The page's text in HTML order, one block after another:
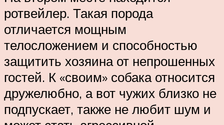
ротвейлер. Такая порода
отличается мощным
телосложением и способностью
защитить хозяина от непрошенных
гостей. К «своим» собака относится
дружелюбно, а вот чужих близко не
подпускает, также не любит шум и